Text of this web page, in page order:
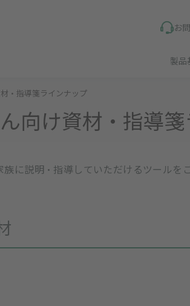
お
製品
・指導箋ラインナップ
向け資材・指導
に説明・指導していただけるツールを